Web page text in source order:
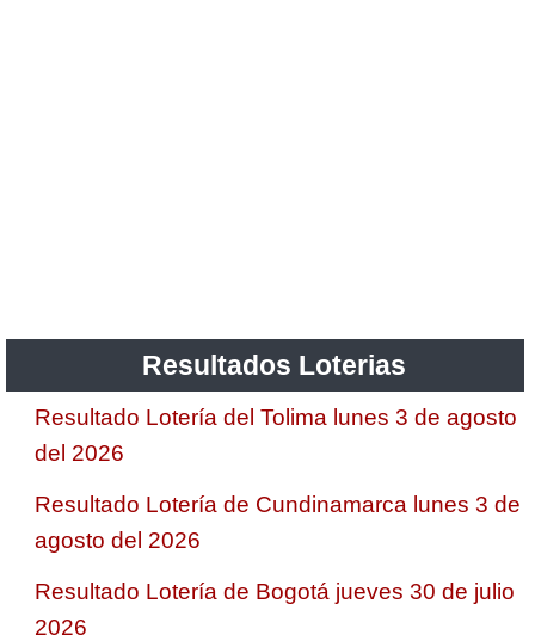
Resultados Loterias
Resultado Lotería del Tolima lunes 3 de agosto
del 2026
Resultado Lotería de Cundinamarca lunes 3 de
agosto del 2026
Resultado Lotería de Bogotá jueves 30 de julio
2026